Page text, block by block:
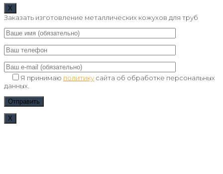
Х
Заказать изготовление металлических кожухов для труб
Я принимаю политику сайта об обработке персональных
данных.
Х